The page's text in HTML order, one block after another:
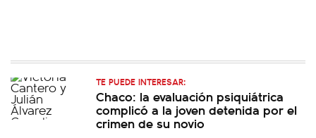
TE PUEDE INTERESAR:
Chaco: la evaluación psiquiátrica
complicó a la joven detenida por el
crimen de su novio